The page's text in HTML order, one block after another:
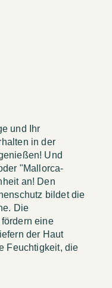
und Ihr
in der
Und
"Mallorca-
an! Den
bildet die
Die
eine
der Haut
Feuchtigkeit, die